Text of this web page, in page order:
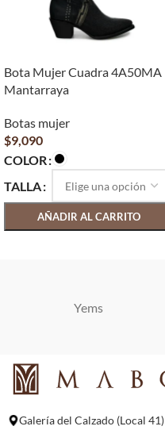
Bota Mujer Cuadra 4A50MA
Mantarraya
Botas mujer
$9,090
COLOR
TALLA
AÑADIR AL CARRITO
Yems
Galería del Calzado (Local 41)